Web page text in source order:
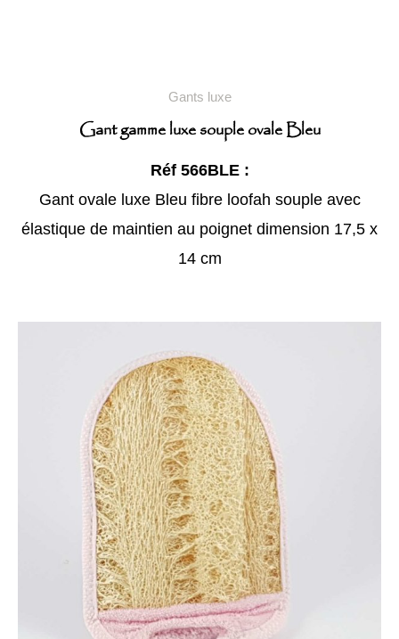
Gants luxe
Gant gamme luxe souple ovale Bleu
Réf 566BLE :
Gant ovale luxe Bleu fibre loofah souple avec
élastique de maintien au poignet dimension 17,5 x
14 cm